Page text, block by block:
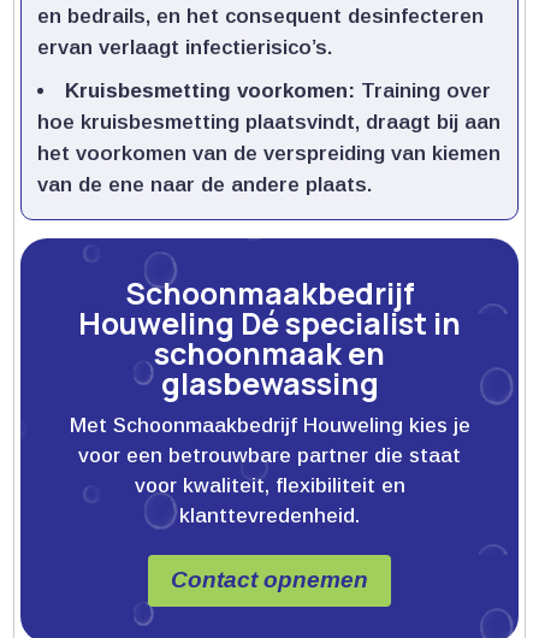
en bedrails, en het consequent desinfecteren
ervan verlaagt infectierisico’s.​
Kruisbesmetting voorkomen: Training over
hoe kruisbesmetting plaatsvindt, draagt bij aan
het voorkomen van de verspreiding van kiemen
van de ene naar de andere plaats.​
Schoonmaakbedrijf
Houweling Dé specialist in
schoonmaak en
glasbewassing
Met Schoonmaakbedrijf Houweling kies je
voor een betrouwbare partner die staat
voor kwaliteit, flexibiliteit en
klanttevredenheid.
Contact opnemen